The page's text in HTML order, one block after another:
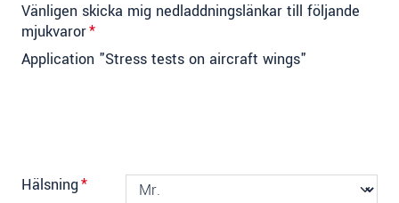
Vänligen skicka mig nedladdningslänkar till följande
mjukvaror*
Application "Stress tests on aircraft wings"
Hälsning*